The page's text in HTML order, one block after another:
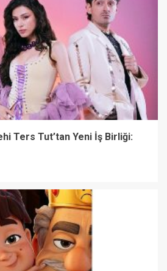
Ters Tut’tan Yeni İş Birliği: